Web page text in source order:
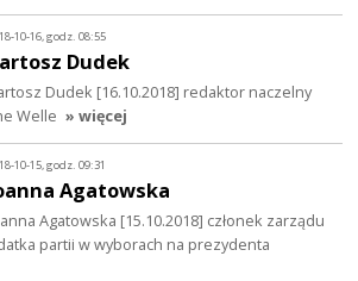
10-16, godz. 08:55
Dudek
Dudek [16.10.2018] redaktor naczelny
Welle » więcej
10-15, godz. 09:31
Agatowska
Agatowska [15.10.2018] członek zarządu
partii w wyborach na prezydenta